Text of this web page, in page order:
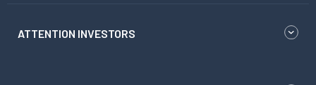
ATTENTION INVESTORS